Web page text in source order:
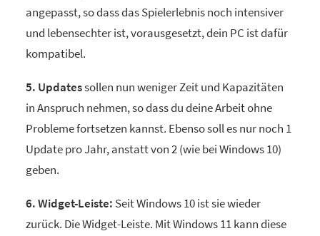
angepasst, so dass das Spielerlebnis noch intensiver
und lebensechter ist, vorausgesetzt, dein PC ist dafür
kompatibel.
5. Updatessollen nun weniger Zeit und Kapazitäten
in Anspruch nehmen, so dass du deine Arbeit ohne
Probleme fortsetzen kannst. Ebenso soll es nur noch 1
Update pro Jahr, anstatt von 2 (wie bei Windows 10)
geben.
6. Widget-Leiste: Seit Windows 10 ist sie wieder
zurück. Die Widget-Leiste. Mit Windows 11 kann diese